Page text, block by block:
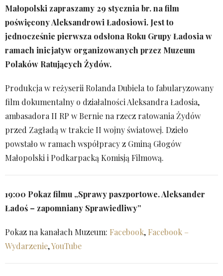
Małopolski zapraszamy 29 stycznia br. na film
poświęcony Aleksandrowi Ładosiowi. Jest to
jednocześnie pierwsza odsłona Roku Grupy Ładosia w
ramach inicjatyw organizowanych przez Muzeum
Polaków Ratujących Żydów.
Produkcja w reżyserii Rolanda Dubiela to fabularyzowany
film dokumentalny o działalności Aleksandra Ładosia,
ambasadora II RP w Bernie na rzecz ratowania Żydów
przed Zagładą w trakcie II wojny światowej. Dzieło
powstało w ramach współpracy z Gminą Głogów
Małopolski i Podkarpacką Komisją Filmową.
19:00 Pokaz filmu „Sprawy paszportowe. Aleksander
Ładoś – zapomniany Sprawiedliwy”
Pokaz na kanałach Muzeum: Facebook, Facebook –
Wydarzenie,YouTube